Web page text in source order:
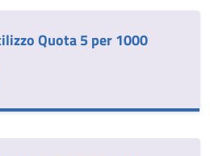
Quota 5 per 1000